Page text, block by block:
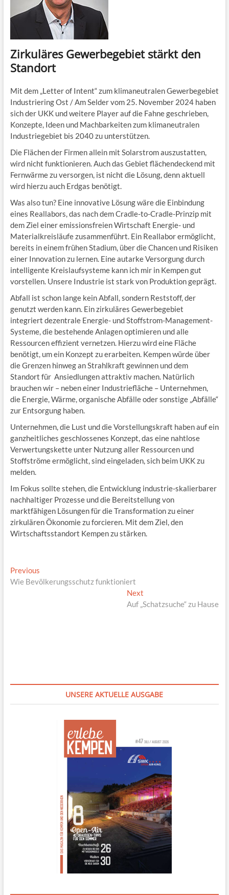
Zirkuläres Gewerbegebiet stärkt den
Standort
Mit dem „Letter of Intent“ zum klimaneutralen Gewerbegebiet
Industriering Ost / Am Selder vom 25. November 2024 haben
sich der UKK und weitere Player auf die Fahne geschrieben,
Konzepte, Ideen und Machbarkeiten zum klimaneutralen
Industriegebiet bis 2040 zu unterstützen.
Die Flächen der Firmen allein mit Solarstrom auszustatten,
wird nicht funktionieren. Auch das Gebiet flächendeckend mit
Fernwärme zu versorgen, ist nicht die Lösung, denn aktuell
wird hierzu auch Erdgas benötigt.
Was also tun? Eine innovative Lösung wäre die Einbindung
eines Reallabors, das nach dem Cradle-to-Cradle-Prinzip mit
dem Ziel einer emissionsfreien Wirtschaft Energie- und
Materialkreisläufe zusammenführt. Ein Reallabor ermöglicht,
bereits in einem frühen Stadium, über die Chancen und Risiken
einer Innovation zu lernen. Eine autarke Versorgung durch
intelligente Kreislaufsysteme kann ich mir in Kempen gut
vorstellen. Unsere Industrie ist stark von Produktion geprägt.
Abfall ist schon lange kein Abfall, sondern Reststoff, der
genutzt werden kann. Ein zirkuläres Gewerbegebiet
integriert dezentrale Energie- und Stoffstrom-Management-
Systeme, die bestehende Anlagen optimieren und alle
Ressourcen effizient vernetzen. Hierzu wird eine Fläche
benötigt, um ein Konzept zu erarbeiten. Kempen würde über
die Grenzen hinweg an Strahlkraft gewinnen und dem
Standort für Ansiedlungen attraktiv machen. Natürlich
brauchen wir – neben einer Industriefläche – Unternehmen,
die Energie, Wärme, organische Abfälle oder sonstige „Abfälle“
zur Entsorgung haben.
Unternehmen, die Lust und die Vorstellungskraft haben auf ein
ganzheitliches geschlossenes Konzept, das eine nahtlose
Verwertungskette unter Nutzung aller Ressourcen und
Stoffströme ermöglicht, sind eingeladen, sich beim UKK zu
melden.
Im Fokus sollte stehen, die Entwicklung industrie-skalierbarer
nachhaltiger Prozesse und die Bereitstellung von
marktfähigen Lösungen für die Transformation zu einer
zirkulären Ökonomie zu forcieren. Mit dem Ziel, den
Wirtschaftsstandort Kempen zu stärken.
Beitragsnavigation
PreviousPrevious
post:
Wie Bevölkerungsschutz funktioniert
Next
post:
Auf „Schatzsuche“ zu Hause
UNSERE AKTUELLE AUSGABE